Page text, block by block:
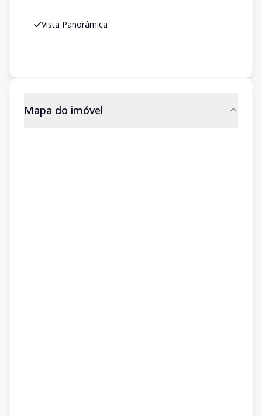
Vista Panorâmica
Mapa do imóvel